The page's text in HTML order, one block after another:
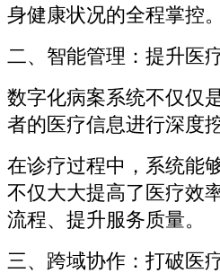
身健康状况的全程掌控。
二、智能管理：提升医
数字化病案系统不仅仅
者的医疗信息进行深度
在诊疗过程中，系统能
不仅大大提高了医疗效
流程、提升服务质量。
三、跨域协作：打破医